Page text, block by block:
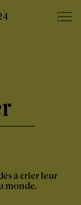
-
à crier leur
monde.